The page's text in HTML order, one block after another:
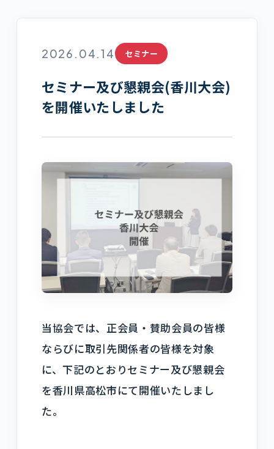
2026.04.14 セミナー
セミナー及び懇親会(香川大会)
を開催いたしました
当協会では、正会員・賛助会員の皆様
ならびに取引先関係者の皆様を対象
に、下記のとおりセミナー及び懇親会
を香川県高松市にて開催いたしまし
た。